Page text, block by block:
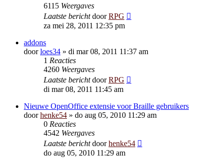
6115 Weergaves
Laatste berichtdoorRPG
za mei 28, 2011 12:35 pm
addons
doorloes34 » di mar 08, 2011 11:37 am
1 Reacties
4260 Weergaves
Laatste berichtdoorRPG
di mar 08, 2011 11:45 am
Nieuwe OpenOffice extensie voor Braille gebruikers
doorhenke54 » do aug 05, 2010 11:29 am
0 Reacties
4542 Weergaves
Laatste berichtdoorhenke54
do aug 05, 2010 11:29 am